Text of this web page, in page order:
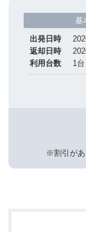
基
出発日時
返却日時
利用台数
1 台
※割引があ